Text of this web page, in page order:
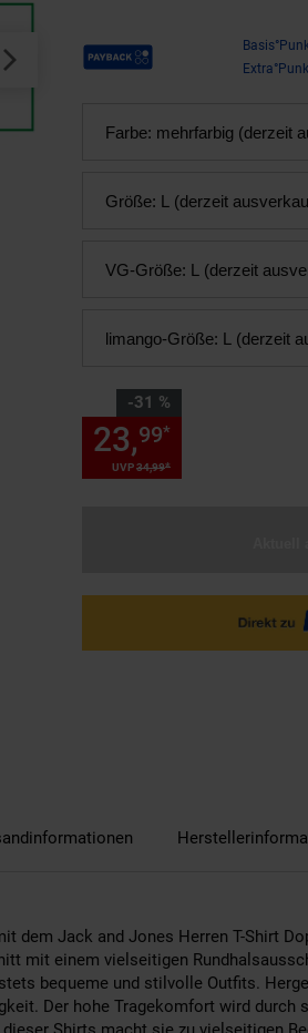
Payback Punkte
Farbe: mehrfarbig (derzeit
Größe: L (derzeit
VG-Größe: L (derzeit
limango-Größe: L (derzeit
-31 %
Sie Sparen 31 Prozent,
UVP34,99*
23,99*
dem Jack and Jones Herren T-Shirt
mit einem vielseitigen
bequeme und stilvolle Outfits.
Der hohe Tragekomfort wird durch